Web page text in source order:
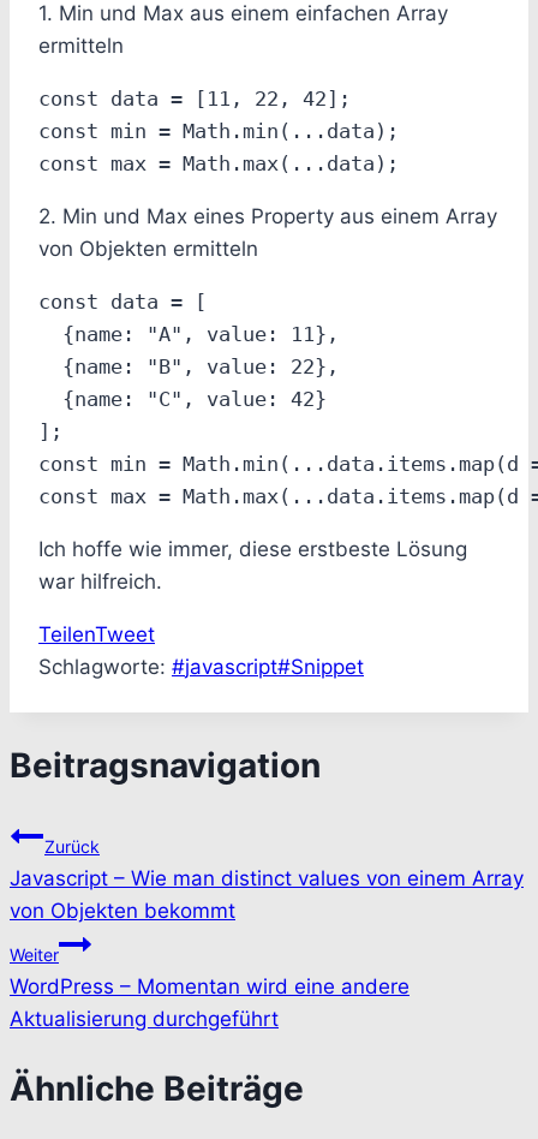
1. Min und Max aus einem einfachen Array
ermitteln
const data = [11, 22, 42];
const min = Math.min(...data);
2. Min und Max eines Property aus einem Array
von Objekten ermitteln
const data = [
  {name: "A", value: 11},
  {name: "B", value: 22},
  {name: "C", value: 42}
];
const min = Math.min(...data.items.map(d
Ich hoffe wie immer, diese erstbeste Lösung
war hilfreich.
TeilenTweet
Schlagworte: #javascript#Snippet
Beitragsnavigation
Zurück
Javascript – Wie man distinct values von einem Array
von Objekten bekommt
Weiter
WordPress – Momentan wird eine andere
Aktualisierung durchgeführt
Ähnliche Beiträge